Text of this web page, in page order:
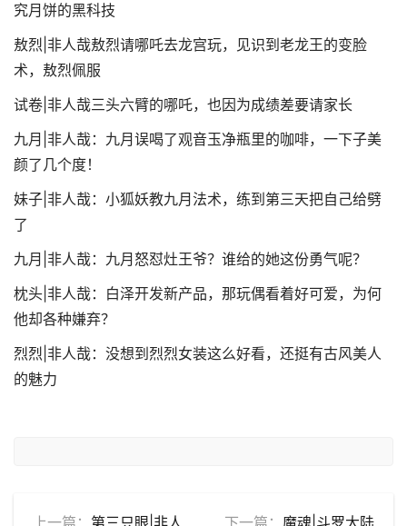
究月饼的黑科技
敖烈|非人哉敖烈请哪吒去龙宫玩，见识到老龙王的变脸
术，敖烈佩服
试卷|非人哉三头六臂的哪吒，也因为成绩差要请家长
九月|非人哉：九月误喝了观音玉净瓶里的咖啡，一下子美
颜了几个度！
妹子|非人哉：小狐妖教九月法术，练到第三天把自己给劈
了
九月|非人哉：九月怒怼灶王爷？谁给的她这份勇气呢？
枕头|非人哉：白泽开发新产品，那玩偶看着好可爱，为何
他却各种嫌弃？
烈烈|非人哉：没想到烈烈女装这么好看，还挺有古风美人
的魅力